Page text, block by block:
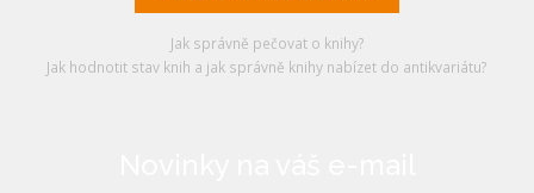
Jak správně pečovat o knihy?
Jak hodnotit stav knih a jak správně knihy nabízet do antikvariátu?